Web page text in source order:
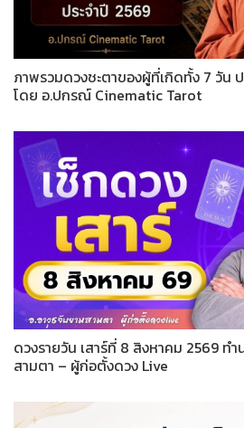
ภาพรวมดวงชะตาของผู้ที่เกิดทั้ง 7 วัน
โดย อ.ปกรณ์ Cinematic Tarot
ดวงรายวัน เสาร์ที่ 8 สิงหาคม 2569 ท
สามตา – ผู้ก่อตั้งดวง Live